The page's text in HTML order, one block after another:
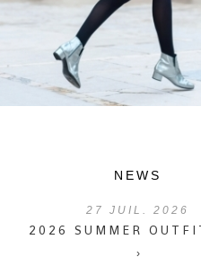
NEWS
27 JUIL. 2026
2026 SUMMER
›